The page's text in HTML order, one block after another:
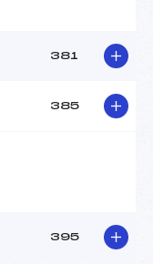
381
385
395